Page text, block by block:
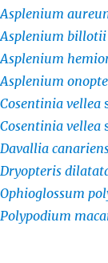
Asplenium
Asplenium billotii
Asplenium
Asplenium
Cosentinia vellea
Cosentinia vellea
Davallia
Dryopteris
Ophioglossum
Polypodium